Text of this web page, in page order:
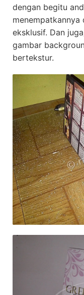
dengan begitu
eksklusif. Dan
gambar
bertekstur.